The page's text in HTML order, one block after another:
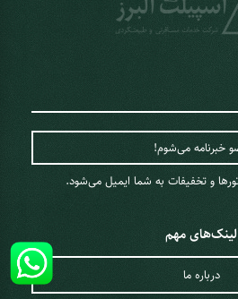
لینک‌های مهم
درباره ما